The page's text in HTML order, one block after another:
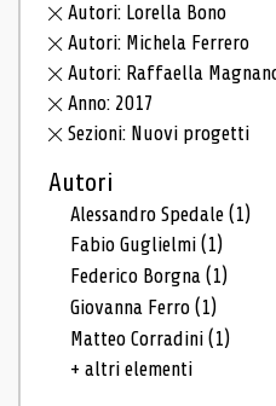
Autori: Lorella Bono
Autori: Michela Ferrero
Autori: Raffaella
Anno: 2017
Sezioni: Nuovi progetti
Autori
Alessandro Spedale(1)
Fabio Guglielmi(1)
Federico Borgna(1)
Giovanna Ferro(1)
Matteo Corradini(1)
+ altri elementi